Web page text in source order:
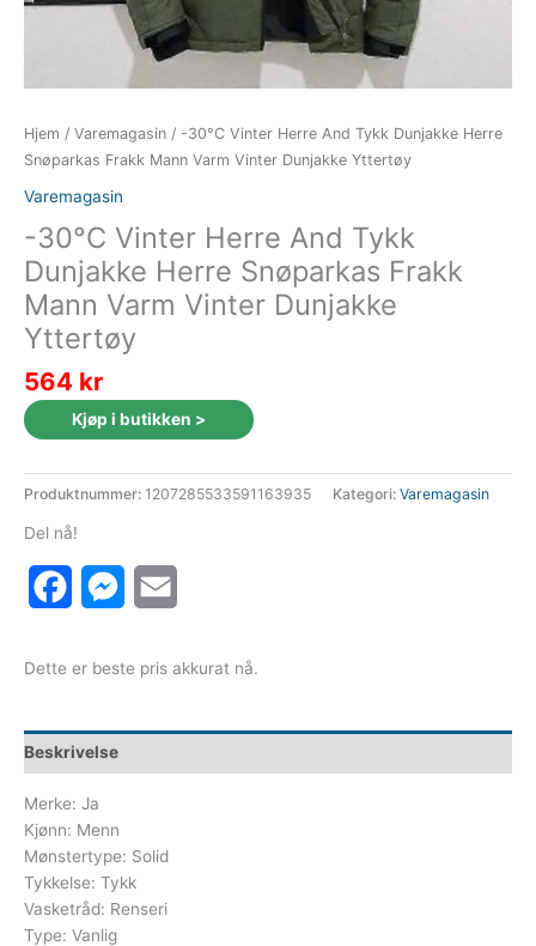
Hjem / Varemagasin / -30°C Vinter Herre And Tykk Dunjakke Herre
Snøparkas Frakk Mann Varm Vinter Dunjakke Yttertøy
Varemagasin
-30°C Vinter Herre And Tykk
Dunjakke Herre Snøparkas Frakk
Mann Varm Vinter Dunjakke
Yttertøy
564 kr
Kjøp i butikken >
Produktnummer: 1207285533591163935 Kategori: Varemagasin
Del nå!
FacebookMessenger
Dette er beste pris akkurat nå.
Beskrivelse
Merke: Ja
Kjønn: Menn
Mønstertype: Solid
Tykkelse: Tykk
Vasketråd: Renseri
Type: Vanlig